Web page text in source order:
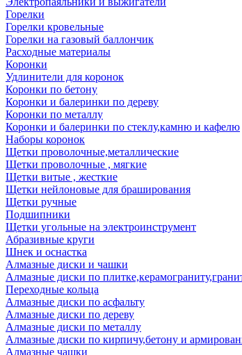
Горелки
Горелки кровельные
Горелки на газовый баллончик
Расходные материалы
Коронки
Удлинители для коронок
Коронки по бетону
Коронки и балеринки по дереву
Коронки по металлу
Коронки и балеринки по стеклу,камню и кафелю
Наборы коронок
Щетки проволочные,металлические
Щетки проволочные , мягкие
Щетки витые , жесткие
Щетки нейлоновые для браширования
Щетки ручные
Подшипники
Щетки угольные на электроинструмент
Абразивные круги
Шнек и оснастка
Алмазные диски и чашки
Алмазные диски по
Переходные кольца
Алмазные диски по асфальту
Алмазные диски по дереву
Алмазные диски по металлу
Алмазные диски по кирпичу,бетону и
Алмазные чашки